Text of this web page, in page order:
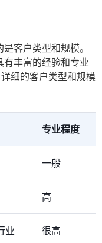
客户类型和规模。
丰富的经验和专业
细的客户类型和规模
专业程度
一般
高
业 很高